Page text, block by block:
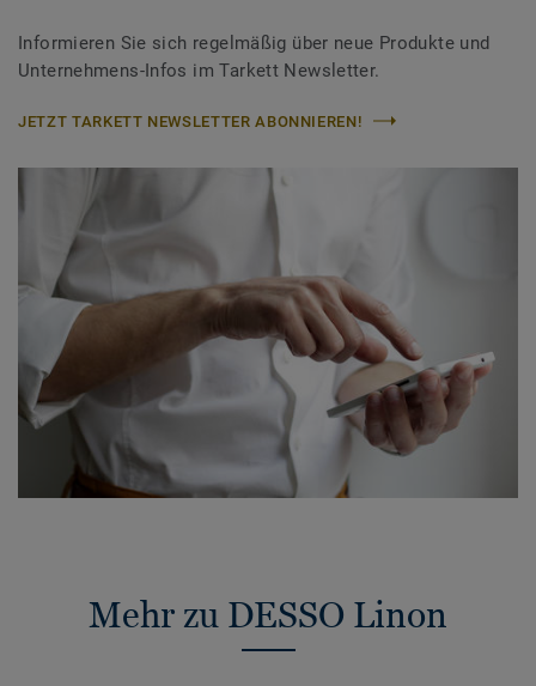
Informieren Sie sich regelmäßig über neue Produkte und
Unternehmens-Infos im Tarkett Newsletter.
JETZT TARKETT NEWSLETTER ABONNIEREN!
Mehr zu DESSO Linon